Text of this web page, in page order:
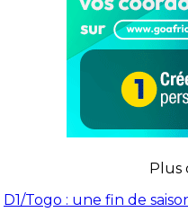
Plus
D1/Togo : une fin de